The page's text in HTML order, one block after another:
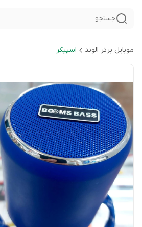
جستجو
موبایل برتر الوند اسپیکر